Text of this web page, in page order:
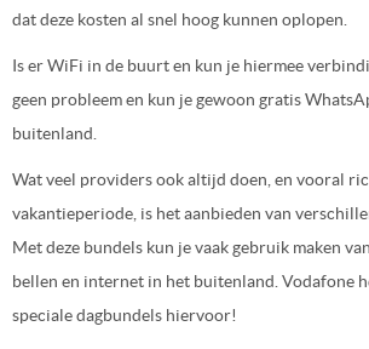
dat deze kosten al snel hoog kunnen oplopen.
Is er WiFi in de buurt en kun je hiermee
geen probleem en kun je gewoon gratis
buitenland.
Wat veel providers ook altijd doen, en vooral
vakantieperiode, is het aanbieden van
Met deze bundels kun je vaak gebruik maken van
bellen en internet in het buitenland. Vodafone
speciale dagbundels hiervoor!